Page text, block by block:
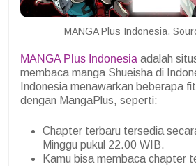
MANGA Plus Indonesia.
MANGA Plus Indonesia adalah
membaca manga Shueisha di
Indonesia menawarkan beberapa
dengan MangaPlus, seperti:
Chapter terbaru tersedia
Minggu pukul 22.00 WIB.
Kamu bisa membaca chapter